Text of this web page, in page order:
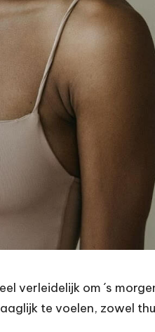
verleidelijk om ´s
te voelen, zowel